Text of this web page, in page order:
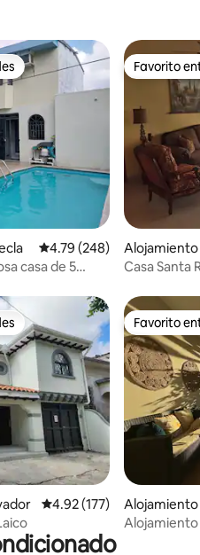
Calificación promedio:
4.79 (248)
casa de 5
Favorito
Favorito
Alojamiento
Casa Santa
Calificación promedio:
4.92 (177)
Favorito
Favorito
Alojamiento
ot
Alojamiento